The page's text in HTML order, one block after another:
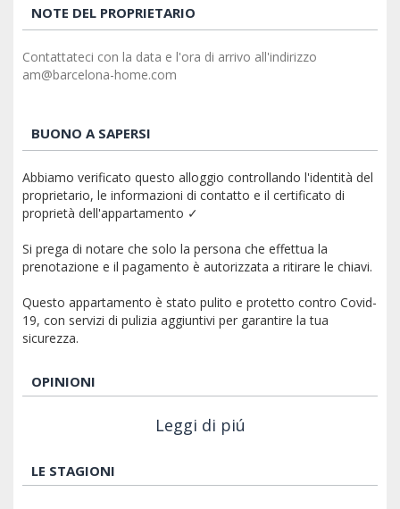
NOTE DEL PROPRIETARIO
Contattateci con la data e l'ora di arrivo all'indirizzo
am@barcelona-home.com
BUONO A SAPERSI
Abbiamo verificato questo alloggio controllando l'identità del
proprietario, le informazioni di contatto e il certificato di
proprietà dell'appartamento ✓
Si prega di notare che solo la persona che effettua la
prenotazione e il pagamento è autorizzata a ritirare le chiavi.
Questo appartamento è stato pulito e protetto contro Covid-
19, con servizi di pulizia aggiuntivi per garantire la tua
sicurezza.
OPINIONI
Leggi di piú
LE STAGIONI